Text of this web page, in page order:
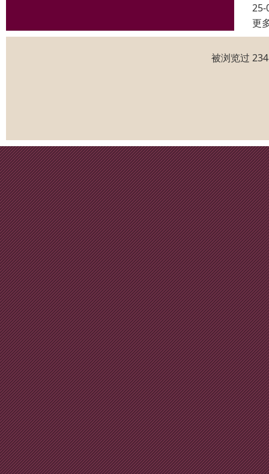
25-
更
被浏览过